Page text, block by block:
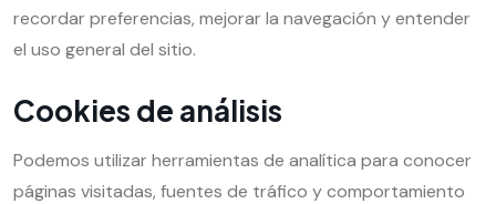
recordar preferencias, mejorar la navegación y entender
el uso general del sitio.
Cookies de análisis
Podemos utilizar herramientas de analítica para conocer
páginas visitadas, fuentes de tráfico y comportamiento